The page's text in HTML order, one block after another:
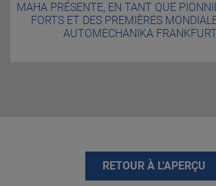
MAHA PRÉSENTE, EN TANT QUE
FORTS ET DES PREMIÈRES
AUTOMECHANIKA
RETOUR À L'APERÇU